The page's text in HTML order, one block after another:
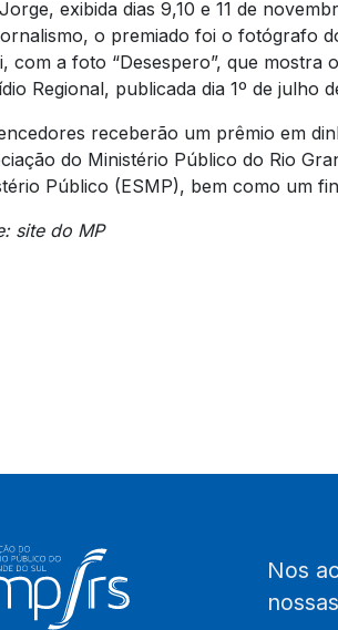
exibida dias 9,10 e 11 de
o premiado foi o fotógrafo
com a foto “Desespero”, que
Regional, publicada dia 1º de julho
receberão um prêmio em
do Ministério Público do Rio
Público (ESMP), bem como um
site do MP
Nos
nossas